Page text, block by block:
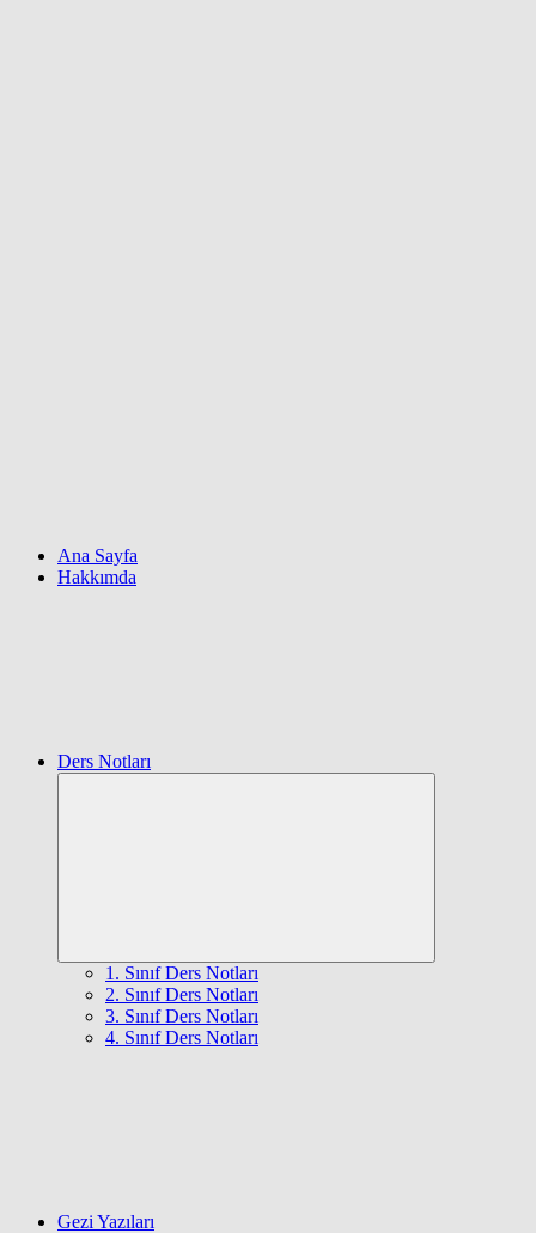
Ana Sayfa
Hakkımda
Ders Notları
1. Sınıf Ders Notları
2. Sınıf Ders Notları
3. Sınıf Ders Notları
4. Sınıf Ders Notları
Gezi Yazıları